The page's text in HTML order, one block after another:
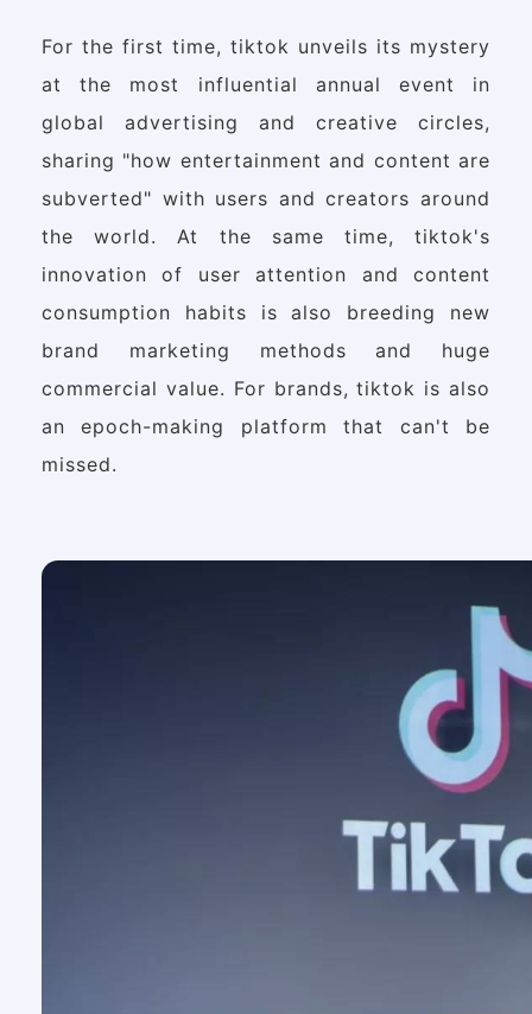
For the first time, tiktok unveils its mystery
at the most influential annual event in
global advertising and creative circles,
sharing "how entertainment and content are
subverted" with users and creators around
the world. At the same time, tiktok's
innovation of user attention and content
consumption habits is also breeding new
brand marketing methods and huge
commercial value. For brands, tiktok is also
an epoch-making platform that can't be
missed.